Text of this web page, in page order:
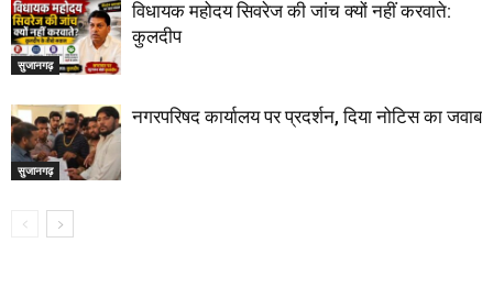
सुजानगढ़
विधायक महोदय सिवरेज की जांच क्यों नहीं करवाते:
कुलदीप
सुजानगढ़
नगरपरिषद कार्यालय पर प्रदर्शन, दिया नोटिस का जवाब